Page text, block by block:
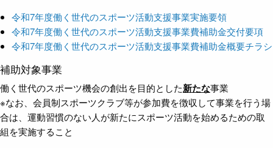
令和7年度働く世代のスポーツ活動支援事業実施要領
令和7年度働く世代のスポーツ活動支援事業費補助金交付要項
令和7年度働く世代のスポーツ活動支援事業費補助金概要チラシ
補助対象事業
働く世代のスポーツ機会の創出を目的とした新たな事業
※なお、会員制スポーツクラブ等が参加費を徴収して事業を行う場
合は、運動習慣のない人が新たにスポーツ活動を始めるための取
組を実施すること